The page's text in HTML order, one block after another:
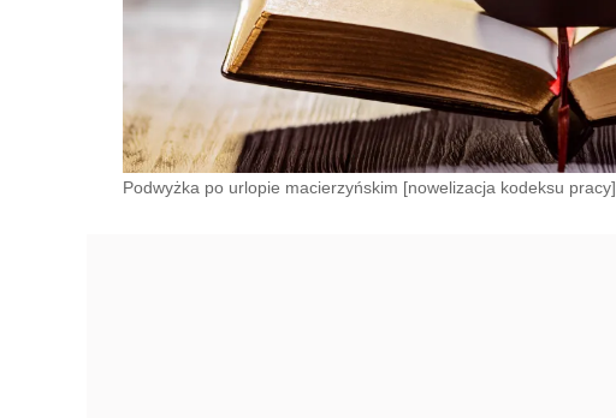
Podwyżka po urlopie macierzyńskim [nowelizacja kodeksu pracy]